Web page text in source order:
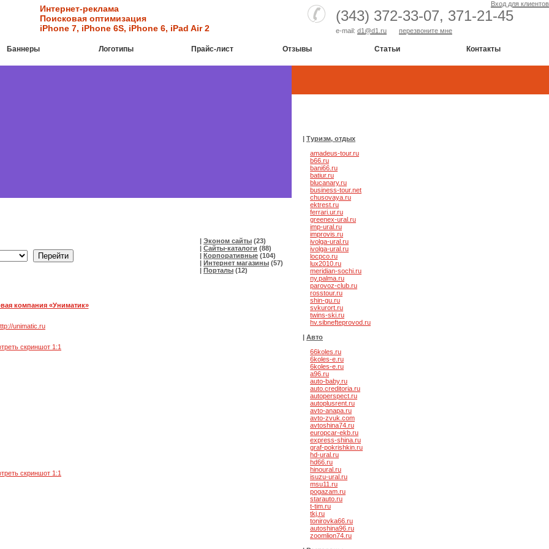
Интернет-реклама
Поисковая оптимизация
iPhone 7, iPhone 6S, iPhone 6, iPad Air 2
Вход для клиентов
(343) 372-33-07, 371-21-45
e-mail: d1@d1.ru перезвоните мне
Баннеры Логотипы Прайс-лист Отзывы Статьи Контакты
| Эконом сайты (23)
| Сайты-каталоги (88)
| Корпоративные (104)
| Интернет магазины (57)
| Порталы (12)
компания «Униматик»
unimatic.ru
скриншот 1:1
скриншот 1:1
| Туризм, отдых
amadeus-tour.ru
b66.ru
bani66.ru
batiur.ru
blucanary.ru
business-tour.net
chusovaya.ru
ektrest.ru
ferrari.ur.ru
greenex-ural.ru
imp-ural.ru
improvis.ru
ivolga-ural.ru
ivolga-ural.ru
locpco.ru
lux2010.ru
meridian-sochi.ru
ny.palma.ru
parovoz-club.ru
rosstour.ru
shin-gu.ru
svkurort.ru
twins-ski.ru
hv.sibnefteprovod.ru
| Авто
66koles.ru
6koles-e.ru
6koles-e.ru
a96.ru
auto-baby.ru
auto.creditoria.ru
autoperspect.ru
autoplusrent.ru
avto-anapa.ru
avto-zvuk.com
avtoshina74.ru
europcar-ekb.ru
express-shina.ru
graf-pokrishkin.ru
hd-ural.ru
hd66.ru
hinoural.ru
isuzu-ural.ru
msu11.ru
pogazam.ru
starauto.ru
t-tim.ru
tkj.ru
tonirovka66.ru
autoshina96.ru
zoomlion74.ru